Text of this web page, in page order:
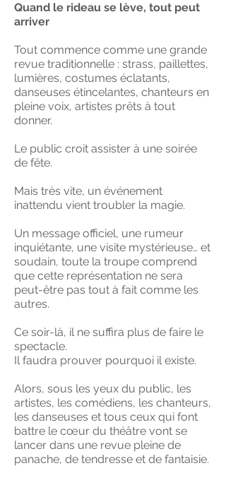
Quand le rideau se lève, tout peut
arriver
Tout commence comme une grande
revue traditionnelle : strass, paillettes,
lumières, costumes éclatants,
danseuses étincelantes, chanteurs en
pleine voix, artistes prêts à tout
donner.
Le public croit assister à une soirée
de fête.
Mais très vite, un événement
inattendu vient troubler la magie.
Un message officiel, une rumeur
inquiétante, une visite mystérieuse… et
soudain, toute la troupe comprend
que cette représentation ne sera
peut-être pas tout à fait comme les
autres.
Ce soir-là, il ne suffira plus de faire le
spectacle.
Il faudra prouver pourquoi il existe.
Alors, sous les yeux du public, les
artistes, les comédiens, les chanteurs,
les danseuses et tous ceux qui font
battre le cœur du théâtre vont se
lancer dans une revue pleine de
panache, de tendresse et de fantaisie.